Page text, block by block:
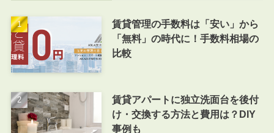
賃貸管理の手数料は「安い」から
「無料」の時代に！手数料相場の
比較
賃貸アパートに独立洗面台を後付
け・交換する方法と費用は？DIY
事例も